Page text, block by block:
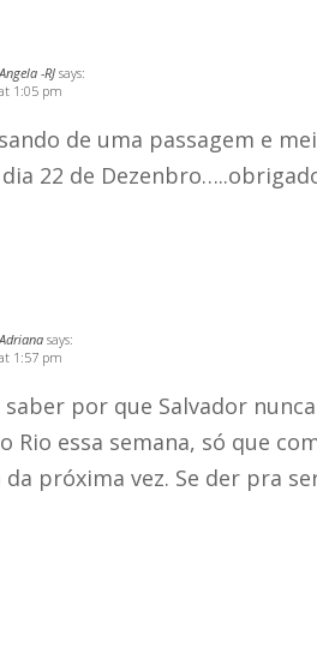
Angela -RJ says:
1:05 pm
de uma passagem e
dia 22 de
Adriana says:
1:57 pm
por que Salvador
Rio essa semana, só que
próxima vez. Se der pra